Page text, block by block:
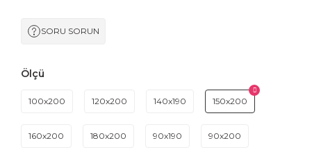
SORU SORUN
Ölçü
100x200 120x200 140x190 150x200
160x200 180x200 90x190 90x200